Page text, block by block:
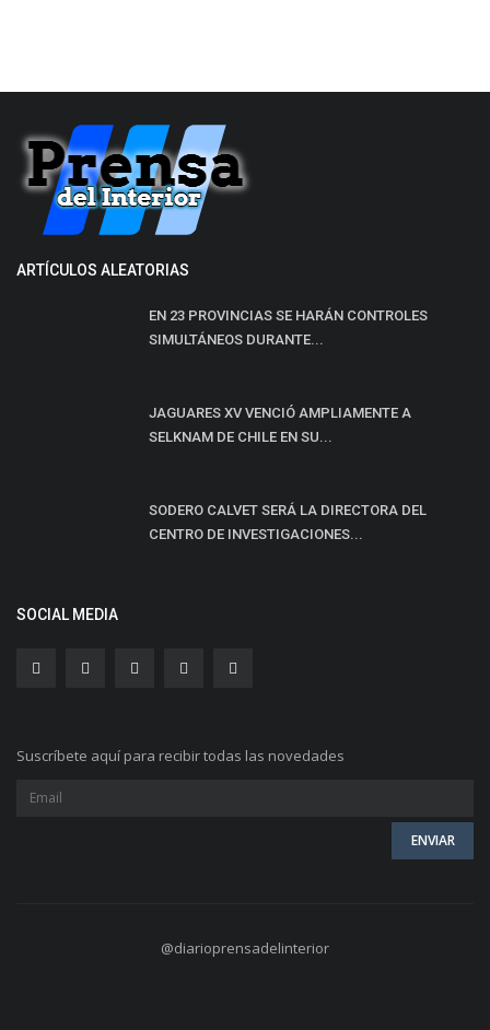
ARTÍCULOS ALEATORIAS
EN 23 PROVINCIAS SE HARÁN CONTROLES
SIMULTÁNEOS DURANTE...
JAGUARES XV VENCIÓ AMPLIAMENTE A
SELKNAM DE CHILE EN SU...
SODERO CALVET SERÁ LA DIRECTORA DEL
CENTRO DE INVESTIGACIONES...
SOCIAL MEDIA
Suscríbete aquí para recibir todas las novedades
@diarioprensadelinterior